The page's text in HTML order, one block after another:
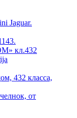
Jaguar.
кл.432
432 класса,
от